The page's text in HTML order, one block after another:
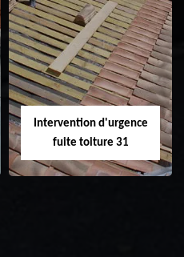
Réparation de
toiture 31
Intervention d'urgence
fuite toiture 31